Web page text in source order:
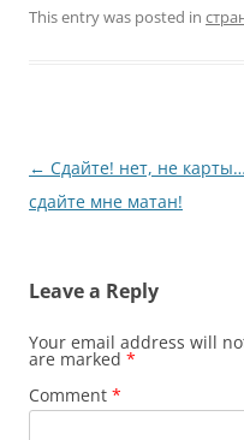
This entry was posted in
Post
navigation
← Сдайте! нет, не карты…
сдайте мне матан!
Leave a Reply
Your email address will
are marked *
Comment *